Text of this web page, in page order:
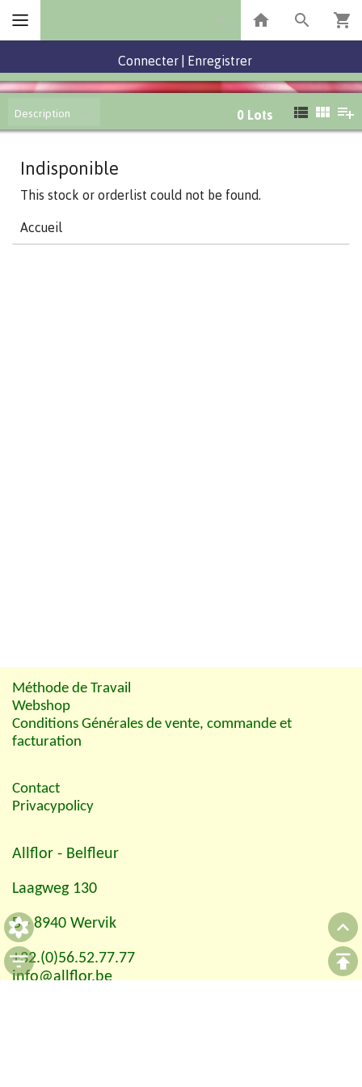
Connecter Enregistrer
Description 0 Lots
Indisponible
This stock or orderlist could not be found.
Accueil
Méthode de Travail
Webshop
Conditions Générales de vente, commande et
facturation
Contact
Privacypolicy
Allflor - Belfleur
Laagweg 130
B - 8940 Wervik
+32.(0)56.52.77.77
info@allflor.be